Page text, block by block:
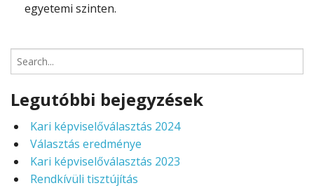
egyetemi szinten.
Search
Legutóbbi bejegyzések
Kari képviselőválasztás 2024
Választás eredménye
Kari képviselőválasztás 2023
Rendkívüli tisztújítás